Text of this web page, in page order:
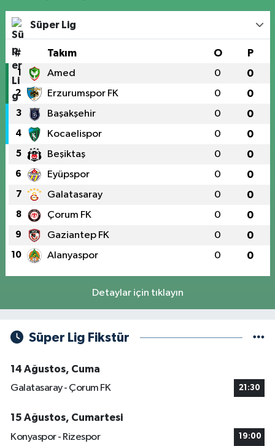
Süper Lig
# Takım O P
1 Amed 0 0
2 Erzurumspor FK 0 0
3 Başakşehir 0 0
4 Kocaelispor 0 0
5 Beşiktaş 0 0
6 Eyüpspor 0 0
7 Galatasaray 0 0
8 Çorum FK 0 0
9 Gaziantep FK 0 0
10 Alanyaspor 0 0
Detaylar için tıklayın
Süper Lig Fikstür
14 Ağustos, Cuma
Galatasaray - Çorum FK
21:30
15 Ağustos, Cumartesi
Konyaspor - Rizespor
19:00